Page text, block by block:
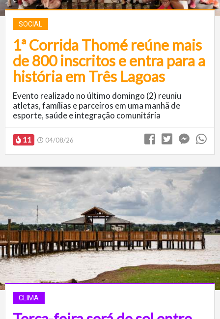
SOCIAL
1ª Corrida Thomé reúne mais
de 800 inscritos e entra para a
história em Três Lagoas
Evento realizado no último domingo (2) reuniu
atletas, famílias e parceiros em uma manhã de
esporte, saúde e integração comunitária
11 04/08/26
CLIMA